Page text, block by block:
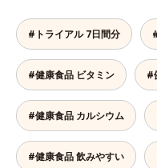
#トライアル 7日間分
#健康食品 ビタミン #
#健康食品 カルシウム
#健康食品 飲みやすい